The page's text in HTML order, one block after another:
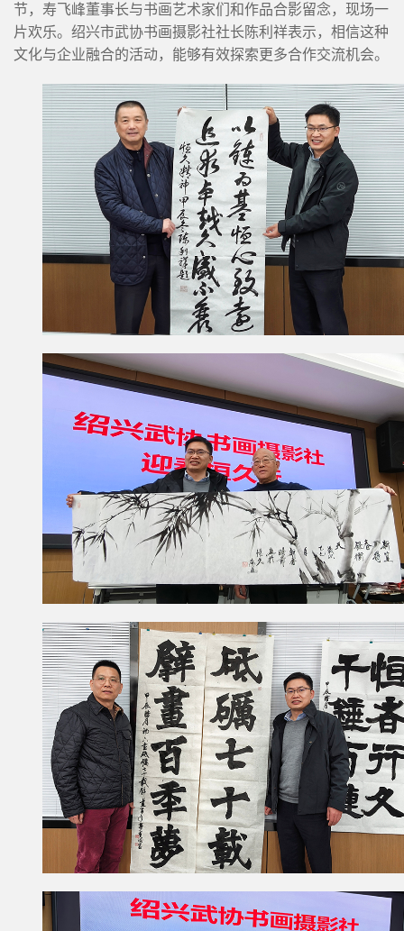
节，寿飞峰董事长与书画艺术家们和作品合影留念，现场一
片欢乐。绍兴市武协书画摄影社社长陈利祥表示，相信这种
文化与企业融合的活动，能够有效探索更多合作交流机会。